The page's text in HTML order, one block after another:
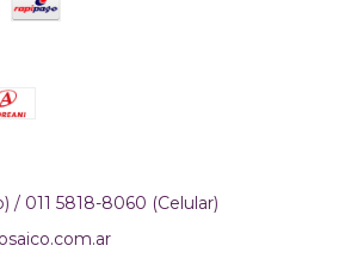
/ 011 5818-8060 (Celular)